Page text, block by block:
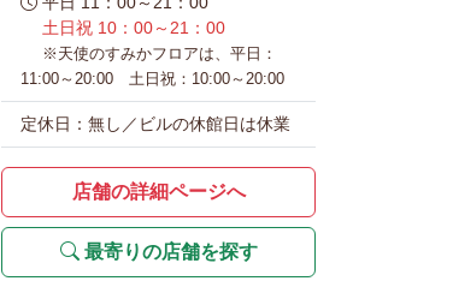
土日祝 10：00～21：00
※天使のすみかフロアは、平日：
11:00～20:00 土日祝：10:00～20:00
定休日：無し／ビルの休館日は休業
店舗の詳細ページへ
最寄りの店舗を探す